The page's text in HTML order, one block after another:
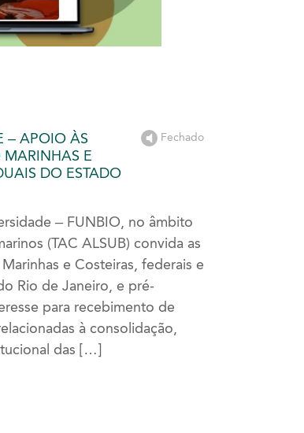
– APOIO ÀS
E
DO ESTADO
Fechado
– FUNBIO, no âmbito
(TAC ALSUB) convida as
e Costeiras, federais e
Rio de Janeiro, e pré-
para recebimento de
à consolidação,
das […]